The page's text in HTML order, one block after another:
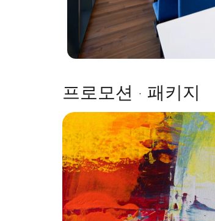
프로모션 · 패키지